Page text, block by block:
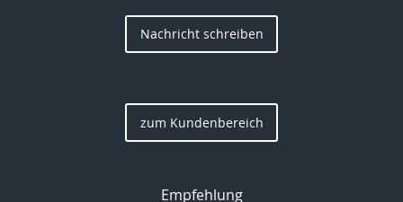
Nachricht schreiben
zum Kundenbereich
Empfehlung